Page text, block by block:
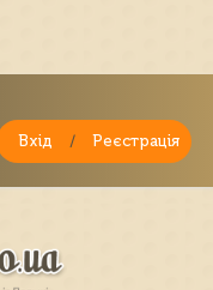
Вхід / Реєстрація